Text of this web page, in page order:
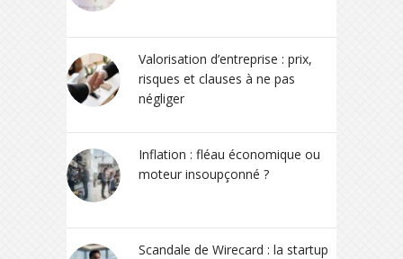
Valorisation d’entreprise : prix,
risques et clauses à ne pas
négliger
Inflation : fléau économique ou
moteur insoupçonné ?
Scandale de Wirecard : la startup